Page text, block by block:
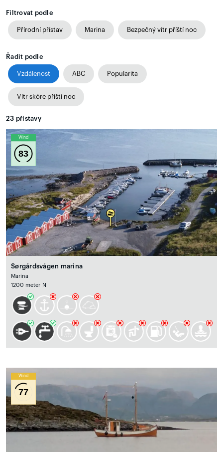
Filtrovat podle
Přírodní přístav Marina Bezpečný vítr příští noc
Řadit podle
Vzdálenost ABC Popularita
Vítr skóre příští noc
23 přístavy
Wind
83
Sørgårdsvågen marina
Marina
1200 meter N
Wind
77